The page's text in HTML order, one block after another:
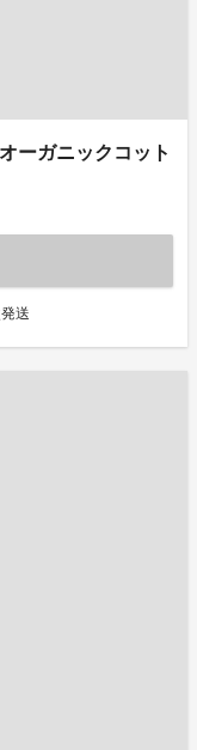
ーガニックコット
送